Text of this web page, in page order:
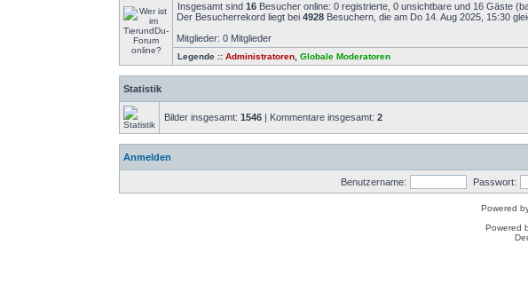
Insgesamt sind16 Besucher online: 0 registrierte, 0 unsichtbare und 16 Gäste
Der Besucherrekord liegt bei4928 Besuchern, die am Do 14. Aug 2025, 15:30
Mitglieder: 0 Mitglieder
Legende ::Administratoren ,Globale Moderatoren
Statistik
Bilder insgesamt:1546 | Kommentare insgesamt:2
Anmelden
Benutzername: Passwort:
Powered
Powered